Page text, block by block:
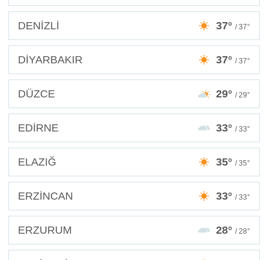
DENİZLİ 37° / 37°
DİYARBAKIR 37° / 37°
DÜZCE 29° / 29°
EDİRNE 33° / 33°
ELAZIĞ 35° / 35°
ERZİNCAN 33° / 33°
ERZURUM 28° / 28°